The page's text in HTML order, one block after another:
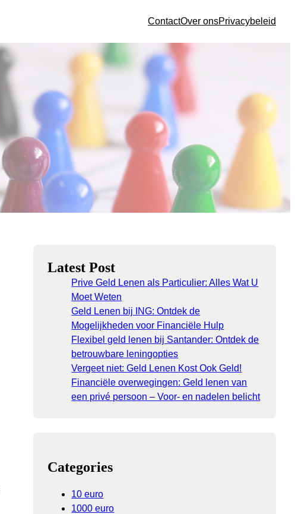
ContactOver onsPrivacybeleid
Latest Post
Prive Geld Lenen als Particulier: Alles Wat U
Moet Weten
Geld Lenen bij ING: Ontdek de
Mogelijkheden voor Financiële Hulp
Flexibel geld lenen bij Santander: Ontdek de
betrouwbare leningopties
Vergeet niet: Geld Lenen Kost Ook Geld!
Financiële overwegingen: Geld lenen van
een privé persoon – Voor- en nadelen belicht
Categories
10 euro
1000 euro